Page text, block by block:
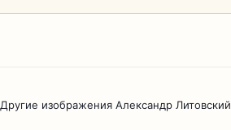
Другие изображения Александр Литовский